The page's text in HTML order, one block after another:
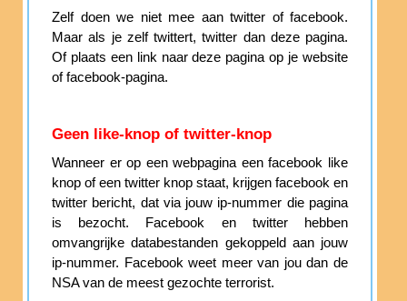
Zelf doen we niet mee aan twitter of facebook.
Maar als je zelf twittert, twitter dan deze pagina.
Of plaats een link naar deze pagina op je website
of facebook-pagina.
Geen like-knop of twitter-knop
Wanneer er op een webpagina een facebook like
knop of een twitter knop staat, krijgen facebook en
twitter bericht, dat via jouw ip-nummer die pagina
is bezocht. Facebook en twitter hebben
omvangrijke databestanden gekoppeld aan jouw
ip-nummer. Facebook weet meer van jou dan de
NSA van de meest gezochte terrorist.